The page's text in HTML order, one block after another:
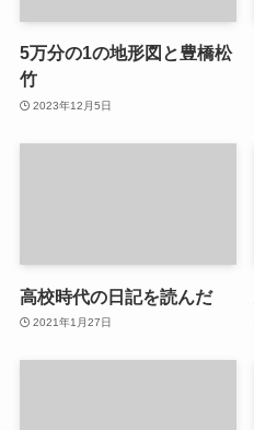
5万分の1の地形図と豊橋松
竹
2023年12月5日
高校時代の日記を読んだ
2021年1月27日